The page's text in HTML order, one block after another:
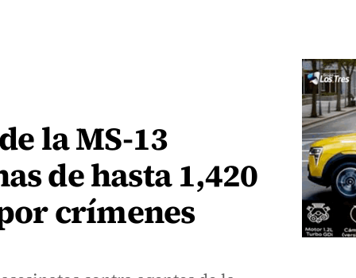
la MS-13
de hasta 1,420
crímenes